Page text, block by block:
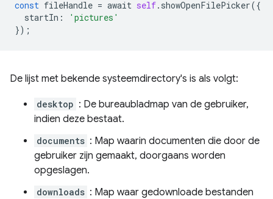
const fileHandle = await self. showOpenFilePicker({
startIn :
'pictures'
});
De lijst met bekende systeemdirectory's is als volgt:
desktop : De bureaubladmap van de gebruiker,
indien deze bestaat.
documents : Map waarin documenten die door de
gebruiker zijn gemaakt, doorgaans worden
opgeslagen.
downloads : Map waar gedownloade bestanden